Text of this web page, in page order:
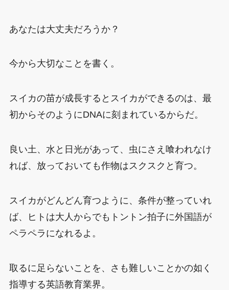
あなたは大丈夫だろうか？
今から大切なことを書く。
スイカの苗が成長するとスイカができるのは、最
初からそのようにDNAに刻まれているからだ。
良い土、水と日光があって、虫にさえ喰われなけ
れば、放っておいても作物はスクスクと育つ。
スイカがどんどん育つように、条件が整っていれ
ば、ヒトは大人からでもトントン拍子に外国語が
ペラペラになれるよ。
取るに足らないことを、さも難しいことかの如く
指導する英語教育業界。